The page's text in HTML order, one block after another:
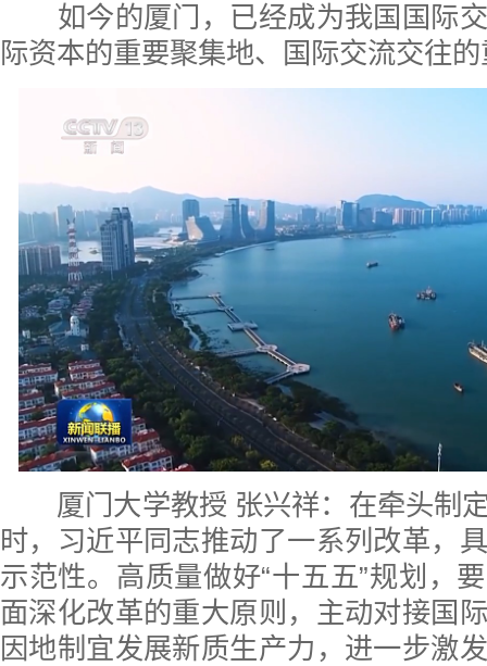
如今的厦门，已经成为我国国际交
际资本的重要聚集地、国际交流交往
厦门大学教授 张兴祥：在牵头制
时，习近平同志推动了一系列改革，
示范性。高质量做好“十五五”规划，
面深化改革的重大原则，主动对接国
因地制宜发展新质生产力，进一步激